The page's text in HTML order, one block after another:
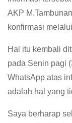
AKP
konfirmasi
Hal itu kembali
pada Senin pagi
WhatsApp atas
adalah hal yang
Saya berharap